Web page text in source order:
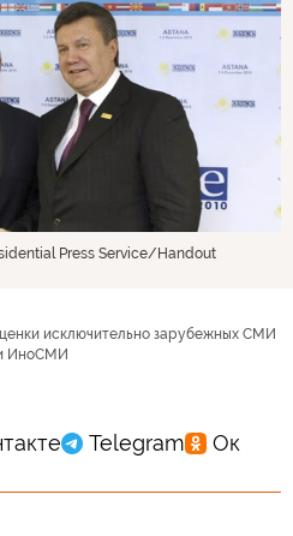
Press Service/Handout
исключительно зарубежных СМИ
ИноСМИ